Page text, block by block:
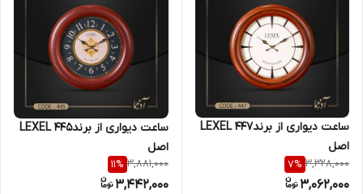
ساعت دیواری از برندLEXEL 447
اصل
3,328,000
7%
3,062,000
ساعت دیواری از برندLEXEL 445
اصل
3,881,000
11%
3,442,000